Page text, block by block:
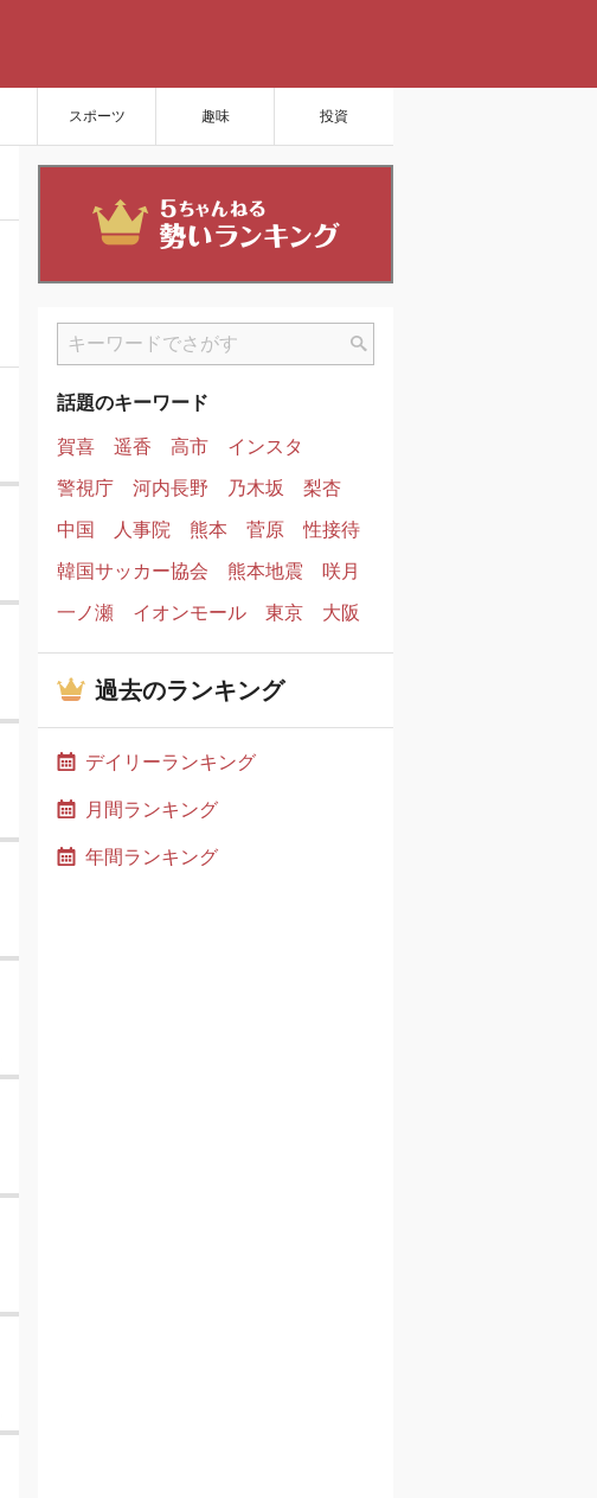
スポーツ 趣味 投資
話題のキーワード
賀喜
遥香 高市
インスタ
警視庁
河内長野 乃木坂
梨杏
中国
人事院 熊本 菅原
性接待
韓国サッカー協会
熊本地震
咲月
一ノ瀬
イオンモール 東京 大阪
過去のランキング
デイリーランキング
月間ランキング
年間ランキング